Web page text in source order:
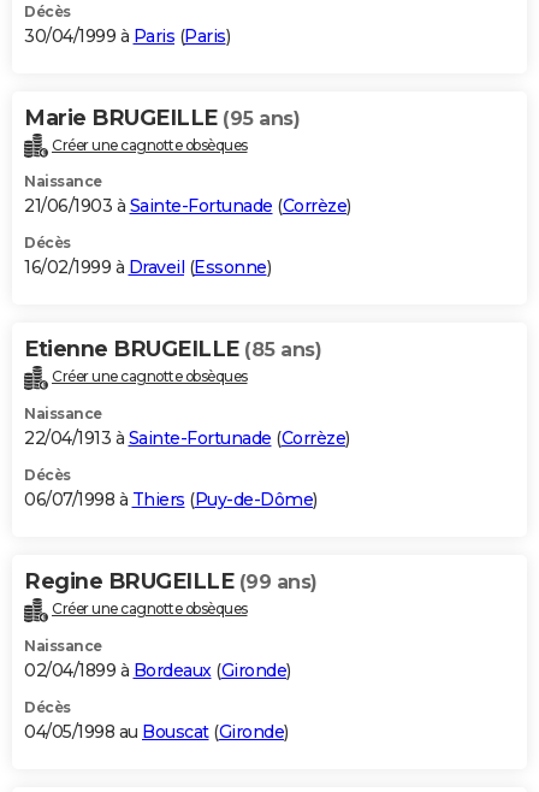
Décès
30/04/1999 à Paris (Paris)
Marie BRUGEILLE (95 ans)
Créer une cagnotte obsèques
Naissance
21/06/1903 à Sainte-Fortunade (Corrèze)
Décès
16/02/1999 à Draveil (Essonne)
Etienne BRUGEILLE (85 ans)
Créer une cagnotte obsèques
Naissance
22/04/1913 à Sainte-Fortunade (Corrèze)
Décès
06/07/1998 à Thiers (Puy-de-Dôme)
Regine BRUGEILLE (99 ans)
Créer une cagnotte obsèques
Naissance
02/04/1899 à Bordeaux(Gironde)
Décès
04/05/1998 au Bouscat(Gironde)